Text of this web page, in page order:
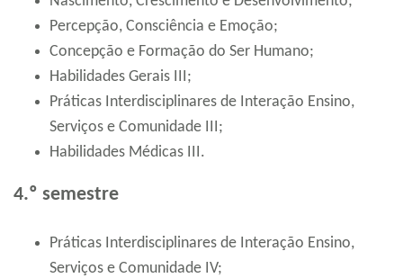
Percepção, Consciência e Emoção;
Concepção e Formação do Ser Humano;
Habilidades Gerais III;
Práticas Interdisciplinares de Interação Ensino,
Serviços e Comunidade III;
Habilidades Médicas III.
4.º semestre
Práticas Interdisciplinares de Interação Ensino,
Serviços e Comunidade IV;